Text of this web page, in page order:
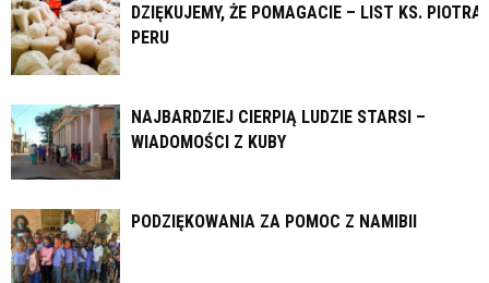
DZIĘKUJEMY, ŻE POMAGACIE – LIST KS. PIOTRA
PERU
NAJBARDZIEJ CIERPIĄ LUDZIE STARSI –
WIADOMOŚCI Z KUBY
PODZIĘKOWANIA ZA POMOC Z NAMIBII